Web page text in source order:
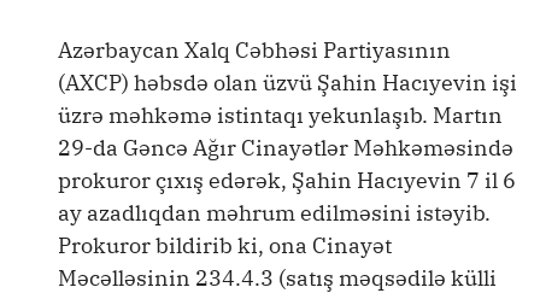
Azərbaycan Xalq Cəbhəsi Partiyasının
(AXCP) həbsdə olan üzvü Şahin Hacıyevin işi
üzrə məhkəmə istintaqı yekunlaşıb. Martın
29-da Gəncə Ağır Cinayətlər Məhkəməsində
prokuror çıxış edərək, Şahin Hacıyevin 7 il 6
ay azadlıqdan məhrum edilməsini istəyib.
Prokuror bildirib ki, ona Cinayət
Məcəlləsinin 234.4.3 (satış məqsədilə külli